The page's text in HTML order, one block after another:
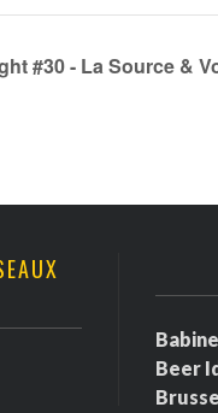
#30 - La Source &
Babine
Beer